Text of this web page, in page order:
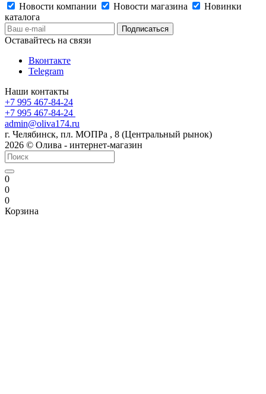
Новости компании
Новости магазина
Новинки
каталога
Оставайтесь на связи
Вконтакте
Telegram
Наши контакты
+7 995 467‑84‑24
+7 995 467‑84‑24
admin@oliva174.ru
г. Челябинск, пл. МОПРа , 8 (Центральный рынок)
2026 © Олива - интернет-магазин
0
0
0
Корзина